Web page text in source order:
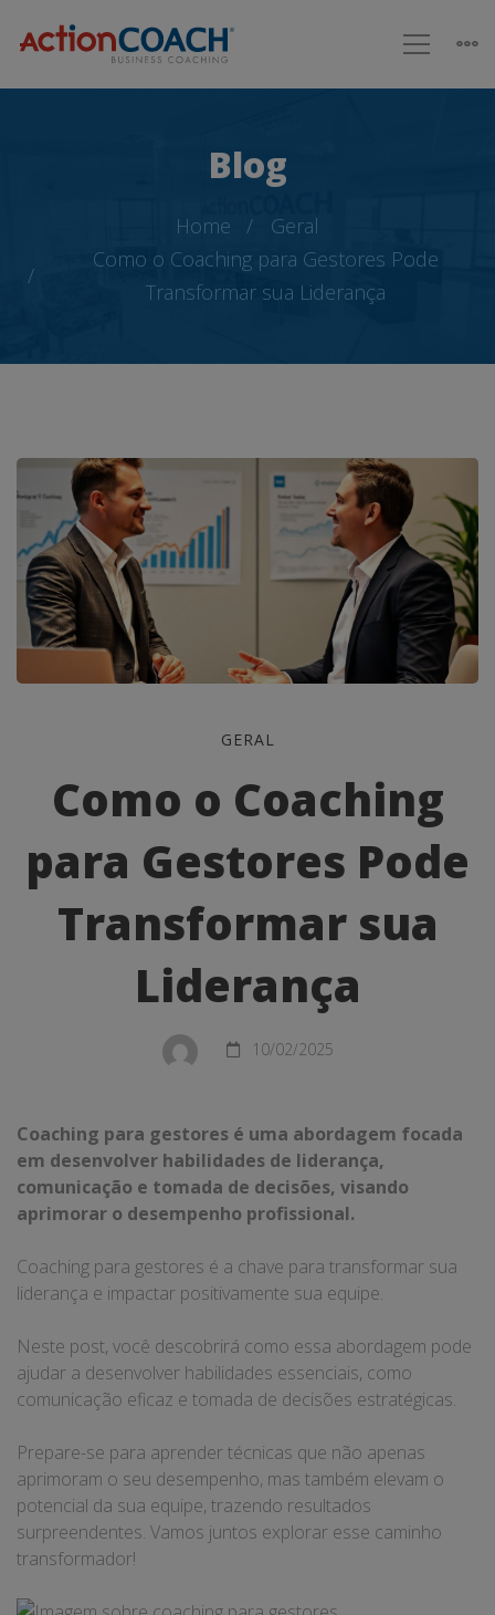
Blog
Home
Geral
Como o Coaching para Gestores Pode
Transformar sua Liderança
Coaching
para
Gestores
Transformar
GERAL
Como o Coaching
para Gestores Pode
Transformar sua
Liderança
10/02/2025
Coaching para gestores é uma abordagem focada
em desenvolver habilidades de liderança,
comunicação e tomada de decisões, visando
aprimorar o desempenho profissional.
Coaching para gestores é a chave para transformar sua
liderança e impactar positivamente sua equipe.
Neste post, você descobrirá como essa abordagem pode
ajudar a desenvolver habilidades essenciais, como
comunicação eficaz e tomada de decisões estratégicas.
Prepare-se para aprender técnicas que não apenas
aprimoram o seu desempenho, mas também elevam o
potencial da sua equipe, trazendo resultados
surpreendentes. Vamos juntos explorar esse caminho
transformador!